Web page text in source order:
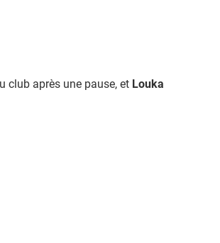
club après une pause, et Louka